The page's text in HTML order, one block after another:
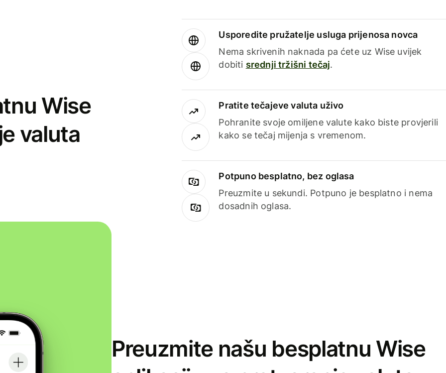
Wise
valuta
Usporedite pružatelje usluga prijenosa novca
Nema skrivenih naknada pa ćete uz Wise uvijek
dobiti srednji tržišni tečaj.
Pratite tečajeve valuta uživo
Pohranite svoje omiljene valute kako biste provjerili
kako se tečaj mijenja s vremenom.
Potpuno besplatno, bez oglasa
Preuzmite u sekundi. Potpuno je besplatno i nema
dosadnih oglasa.
Preuzmite našu besplatnu Wise